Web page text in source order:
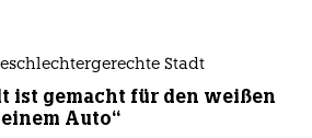
Stadt
ist gemacht für den weißen
Auto“